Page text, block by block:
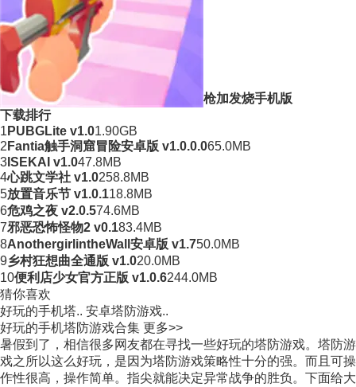
枪加发烧手机版
下载排行
1 PUBGLite v1.01.90GB
2 Fantia触手洞窟冒险安卓版 v1.0.0.065.0MB
3 ISEKAI v1.047.8MB
4心跳文学社 v1.0258.8MB
5放置音乐节 v1.0.118.8MB
6危鸡之夜 v2.0.574.6MB
7邪恶恐怖怪物2 v0.183.4MB
8AnothergirlintheWall安卓版 v1.750.0MB
9乡村狂想曲全通版 v1.020.0MB
10便利店少女官方正版 v1.0.6244.0MB
猜你喜欢
好玩的手机塔.. 安卓塔防游戏..
好玩的手机塔防游戏合集 更多>>
暑假到了，相信很多网友都在寻找一些好玩的塔防游戏。塔防游
戏之所以这么好玩，是因为塔防游戏策略性十分的强。而且可操
作性很高，操作简单。指尖就能决定异常战争的胜负。下面给大